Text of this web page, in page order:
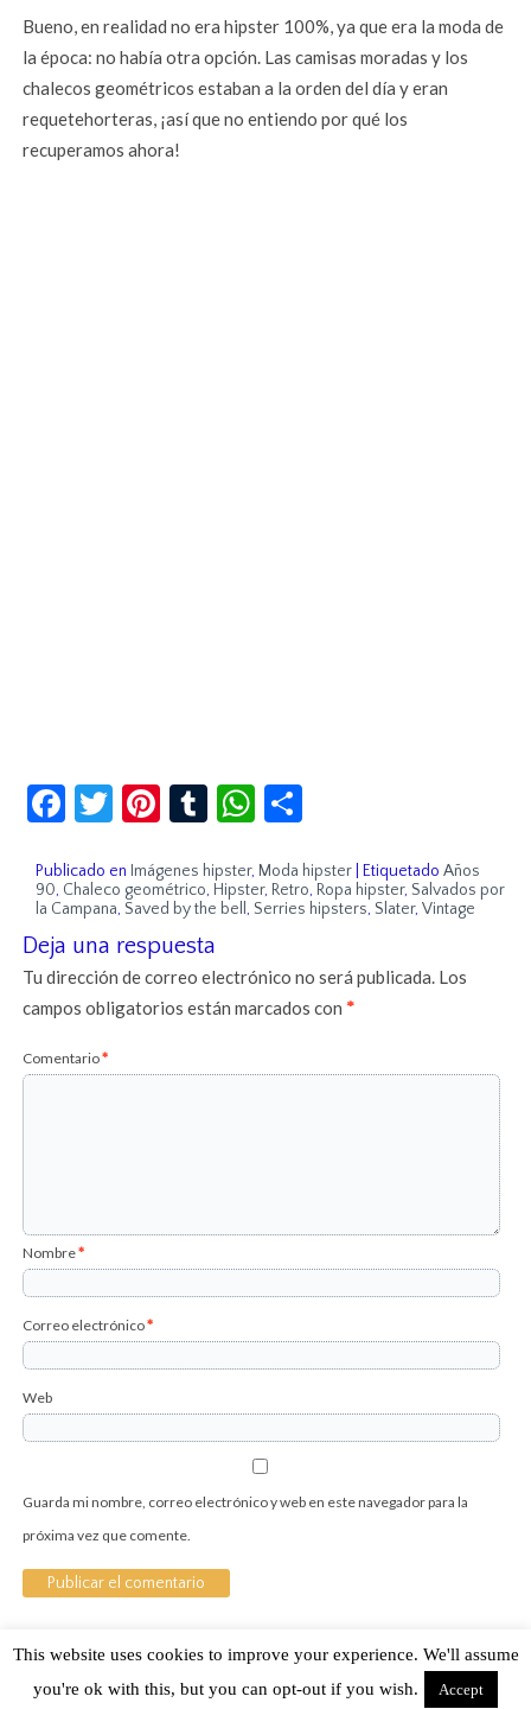
Bueno, en realidad no era hipster 100%, ya que era la moda de
la época: no había otra opción. Las camisas moradas y los
chalecos geométricos estaban a la orden del día y eran
requetehorteras, ¡así que no entiendo por qué los
recuperamos ahora!
Facebook
Twitter
Pinterest
TumblrWhatsApp
Publicado en Imágenes hipster, Moda hipster |Etiquetado Años
90, Chaleco geométrico, Hipster, Retro, Ropa hipster, Salvados por
la Campana, Saved by the bell, Serries hipsters, Slater,Vintage
Deja una respuesta
Tu dirección de correo electrónico no será publicada. Los
campos obligatorios están marcados con*
Comentario*
Nombre*
Correo electrónico*
Web
Guarda mi nombre, correo electrónico y web en este navegador para la
próxima vez que comente.
Sobre Cuánto Hipster | Aviso legal |Contacto
This website uses cookies to improve your experience. We'll assume
you're ok with this, but you can opt-out if you wish.
Accept